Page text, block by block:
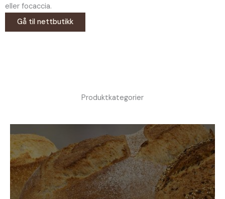
eller focaccia.
Gå til nettbutikk
Produktkategorier